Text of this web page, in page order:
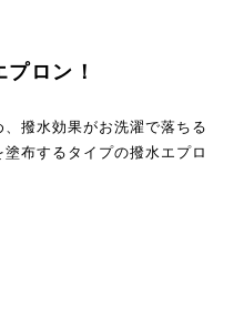
ロン！
撥水効果がお洗濯で落ちる
布するタイプの撥水エプロ